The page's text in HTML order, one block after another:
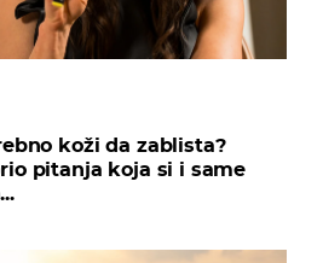
koži da zablista?
pitanja koja si i same